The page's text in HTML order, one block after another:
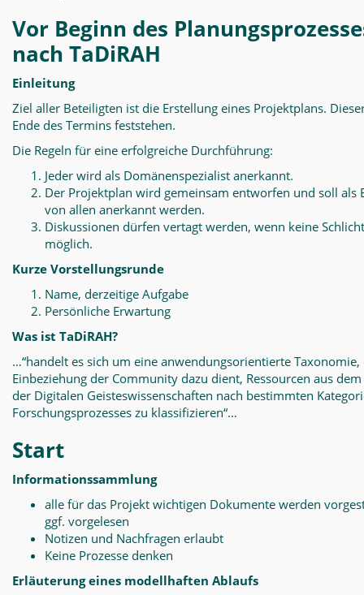
Vor Beginn des
nach TaDiRAH
Einleitung
Ziel aller Beteiligten ist die Erstellung eines Projektplans.
Ende des Termins feststehen.
Die Regeln für eine erfolgreiche Durchführung:
Jeder wird als Domänenspezialist anerkannt.
Der Projektplan wird gemeinsam entworfen und soll als
von allen anerkannt werden.
Diskussionen dürfen vertagt werden, wenn keine
möglich.
Kurze Vorstellungsrunde
Name, derzeitige Aufgabe
Persönliche Erwartung
Was ist TaDiRAH?
…“handelt es sich um eine anwendungsorientierte
Einbeziehung der Community dazu dient, Ressourcen aus
der Digitalen Geisteswissenschaften nach bestimmten
Forschungsprozesses zu klassifizieren“…
Start
Informationssammlung
alle für das Projekt wichtigen Dokumente werden
ggf. vorgelesen
Notizen und Nachfragen erlaubt
Keine Prozesse denken
Erläuterung eines modellhaften Ablaufs